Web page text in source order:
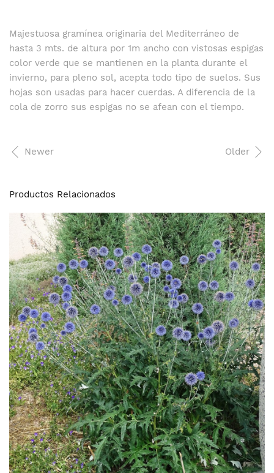
Majestuosa gramínea originaria del Mediterráneo de
hasta 3 mts. de altura por 1m ancho con vistosas espigas
color verde que se mantienen en la planta durante el
invierno, para pleno sol, acepta todo tipo de suelos. Sus
hojas son usadas para hacer cuerdas. A diferencia de la
cola de zorro sus espigas no se afean con el tiempo.
Older
Newer
Productos Relacionados